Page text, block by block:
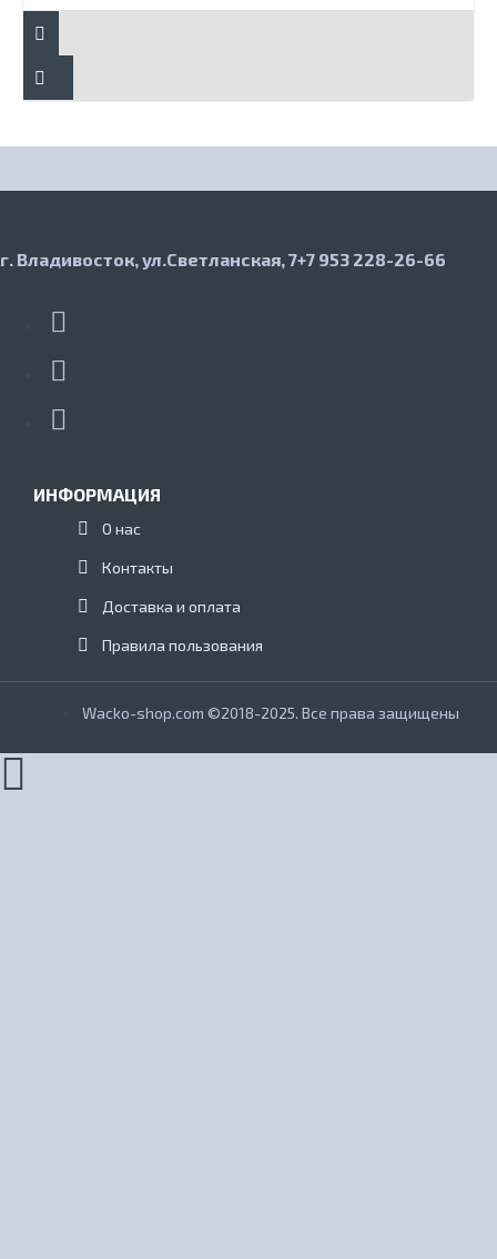
г. Владивосток, ул.Светланская, 7+7 953 228-26-66
ИНФОРМАЦИЯ
О нас
Контакты
Доставка и оплата
Правила пользования
Wacko-shop.com ©2018-2025. Все права защищены